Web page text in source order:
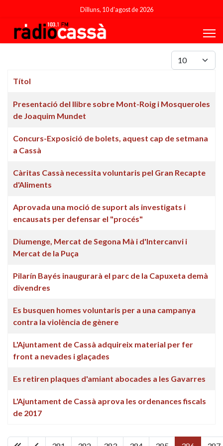
Dilluns, 10 d'agost de 2026
Mostrar #
Títol
Presentació del llibre sobre Mont-Roig i Mosqueroles
de Joaquim Mundet
Concurs-Exposició de bolets, aquest cap de setmana
a Cassà
Càritas Cassà necessita voluntaris pel Gran Recapte
d'Aliments
Aprovada una moció de suport als investigats i
encausats per defensar el "procés"
Diumenge, Mercat de Segona Mà i d'Intercanvi i
Mercat de la Puça
Pilarín Bayés inaugurarà el parc de la Capuxeta demà
divendres
Es busquen homes voluntaris per a una campanya
contra la violència de gènere
L'Ajuntament de Cassà adquireix material per fer
front a nevades i glaçades
Es retiren plaques d'amiant abocades a les Gavarres
L'Ajuntament de Cassà aprova les ordenances fiscals
de 2017